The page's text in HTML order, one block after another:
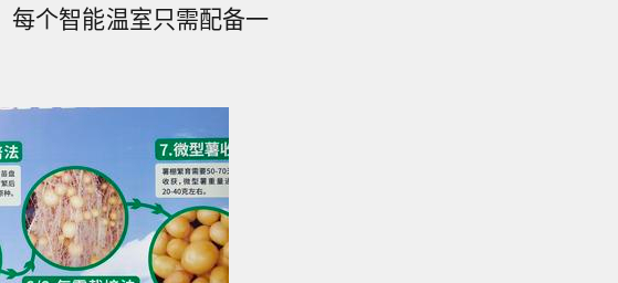
个智能温室只需配备一